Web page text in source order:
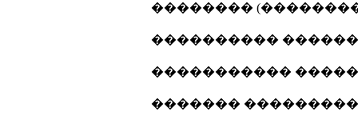
��������
����������
�����������
�������